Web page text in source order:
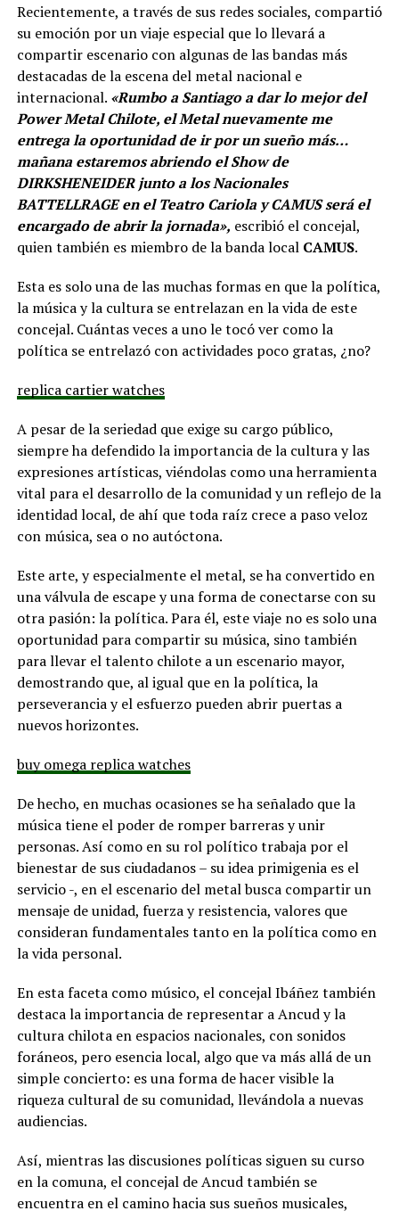
Recientemente, a través de sus redes sociales, compartió
su emoción por un viaje especial que lo llevará a
compartir escenario con algunas de las bandas más
destacadas de la escena del metal nacional e
internacional. «Rumbo a Santiago a dar lo mejor del
Power Metal Chilote, el Metal nuevamente me
entrega la oportunidad de ir por un sueño más…
mañana estaremos abriendo el Show de
DIRKSHENEIDER junto a los Nacionales
BATTELLRAGE en el Teatro Cariola y CAMUS será el
encargado de abrir la jornada», escribió el concejal,
quien también es miembro de la banda local CAMUS.
Esta es solo una de las muchas formas en que la política,
la música y la cultura se entrelazan en la vida de este
concejal. Cuántas veces a uno le tocó ver como la
política se entrelazó con actividades poco gratas, ¿no?
replica cartier watches
A pesar de la seriedad que exige su cargo público,
siempre ha defendido la importancia de la cultura y las
expresiones artísticas, viéndolas como una herramienta
vital para el desarrollo de la comunidad y un reflejo de la
identidad local, de ahí que toda raíz crece a paso veloz
con música, sea o no autóctona.
Este arte, y especialmente el metal, se ha convertido en
una válvula de escape y una forma de conectarse con su
otra pasión: la política. Para él, este viaje no es solo una
oportunidad para compartir su música, sino también
para llevar el talento chilote a un escenario mayor,
demostrando que, al igual que en la política, la
perseverancia y el esfuerzo pueden abrir puertas a
nuevos horizontes.
buy omega replica watches
De hecho, en muchas ocasiones se ha señalado que la
música tiene el poder de romper barreras y unir
personas. Así como en su rol político trabaja por el
bienestar de sus ciudadanos – su idea primigenia es el
servicio -, en el escenario del metal busca compartir un
mensaje de unidad, fuerza y ​​resistencia, valores que
consideran fundamentales tanto en la política como en
la vida personal.
En esta faceta como músico, el concejal Ibáñez también
destaca la importancia de representar a Ancud y la
cultura chilota en espacios nacionales, con sonidos
foráneos, pero esencia local, algo que va más allá de un
simple concierto: es una forma de hacer visible la
riqueza cultural de su comunidad, llevándola a nuevas
audiencias.
Así, mientras las discusiones políticas siguen su curso
en la comuna, el concejal de Ancud también se
encuentra en el camino hacia sus sueños musicales,